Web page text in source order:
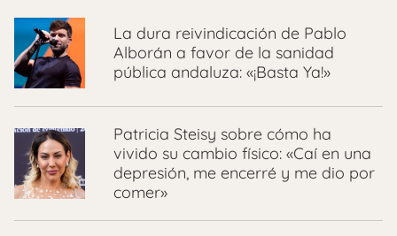
La dura reivindicación de Pablo
Alborán a favor de la sanidad
pública andaluza: «¡Basta Ya!»
Patricia Steisy sobre cómo ha
vivido su cambio físico: «Caí en una
depresión, me encerré y me dio por
comer»